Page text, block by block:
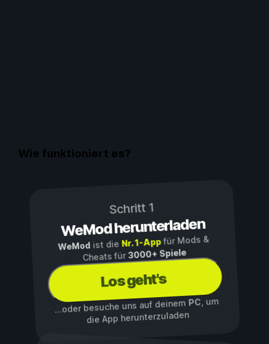
Wie funktioniert es?
Schritt 1
WeMod herunterladen
WeMod ist die Nr. 1-Appfür Mods &
Cheats für3000+ Spiele
Los geht's
...oder besuche uns auf deinemPC, um
die App herunterzuladen